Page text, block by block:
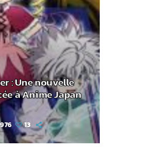
: Une nouvelle
à Anime Japan
13